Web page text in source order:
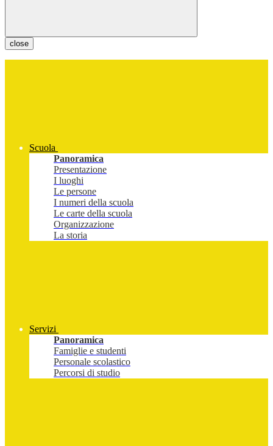
close
Scuola
Panoramica
Presentazione
I luoghi
Le persone
I numeri della scuola
Le carte della scuola
Organizzazione
La storia
Servizi
Panoramica
Famiglie e studenti
Personale scolastico
Percorsi di studio